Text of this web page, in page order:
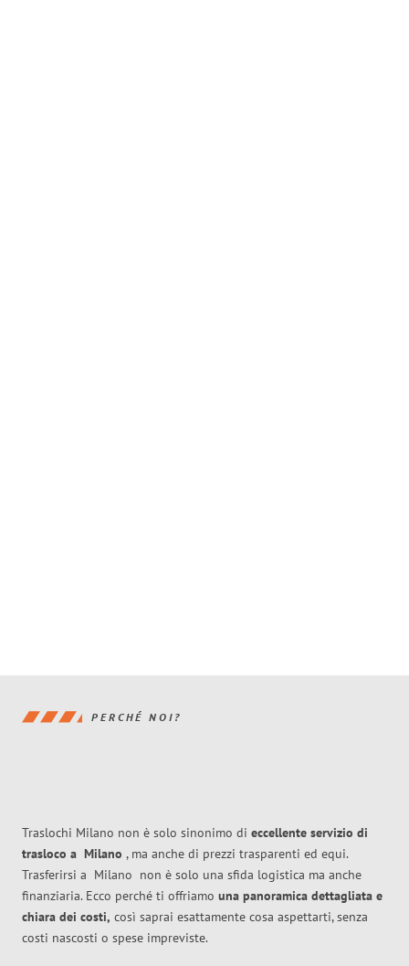
PERCHÉ NOI?
Traslochi Milano non è solo sinonimo di eccellente servizio di
trasloco a Milano , ma anche di prezzi trasparenti ed equi.
Trasferirsi a Milano non è solo una sfida logistica ma anche
finanziaria. Ecco perché ti offriamo una panoramica dettagliata e
chiara dei costi, così saprai esattamente cosa aspettarti, senza
costi nascosti o spese impreviste.